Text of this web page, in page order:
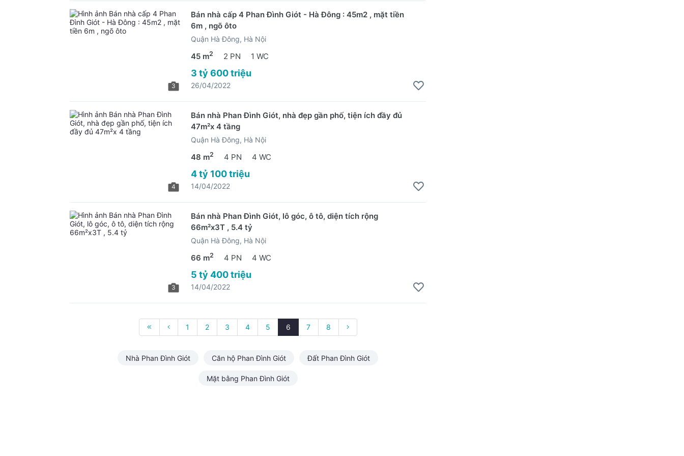
3
Bán nhà cấp 4 Phan Đình Giót - Hà Đông : 45m2 , mặt tiền
6m , ngõ ôto
Quận Hà Đông, Hà Nội
45 m2 2 PN 1 WC
3 tỷ 600 triệu
26/04/2022
4
Bán nhà Phan Đình Giót, nhà đẹp gần phố, tiện ích đầy đủ
47m²x 4 tầng
Quận Hà Đông, Hà Nội
48 m2 4 PN 4 WC
4 tỷ 100 triệu
14/04/2022
3
Bán nhà Phan Đình Giót, lô góc, ô tô, diện tích rộng
66m²x3T , 5.4 tỷ
Quận Hà Đông, Hà Nội
66 m2 4 PN 4 WC
5 tỷ 400 triệu
14/04/2022
1 2 3 4 5 6 7 8
Nhà Phan Đình Giót Căn hộ Phan Đình Giót Đất Phan Đình Giót
Mặt bằng Phan Đình Giót